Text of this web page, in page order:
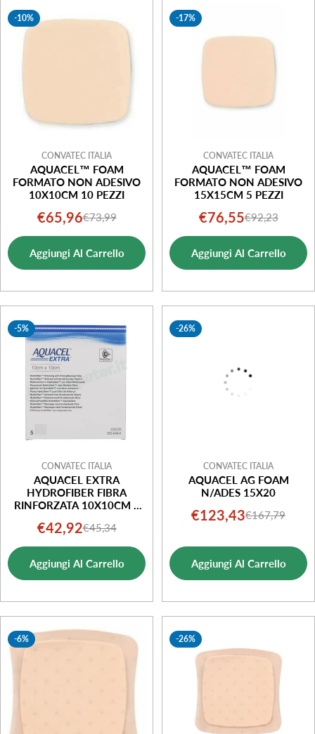
-10%
CONVATEC ITALIA
AQUACEL™ FOAM
FORMATO NON ADESIVO
10X10CM 10 PEZZI
Prezzo
di
vendita
€65,96Prezzo
normale
€73,99
Aggiungi Al Carrello
-17%
CONVATEC ITALIA
AQUACEL™ FOAM
FORMATO NON ADESIVO
15X15CM 5 PEZZI
Prezzo
di
vendita
€76,55Prezzo
normale
€92,23
Aggiungi Al Carrello
-5%
CONVATEC ITALIA
AQUACEL EXTRA
HYDROFIBER FIBRA
RINFORZATA 10X10CM 5
Prezzo
di
vendita
€42,92Prezzo
normale
€45,34
Aggiungi Al Carrello
-26%
CONVATEC ITALIA
AQUACEL AG FOAM
N/ADES 15X20
Prezzo
vendita
€123,43Prezzo
€167,79
Aggiungi Al Carrello
-6% -26%